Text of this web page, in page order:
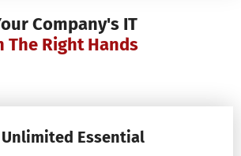
Company's IT
The Right Hands
Unlimited Essential